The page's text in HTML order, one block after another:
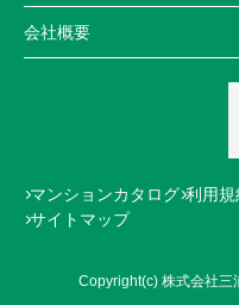
会社概要
マンションカタログ 利用規
サイトマップ
Copyright(c) 株式会社